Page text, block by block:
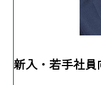
新入・若手社